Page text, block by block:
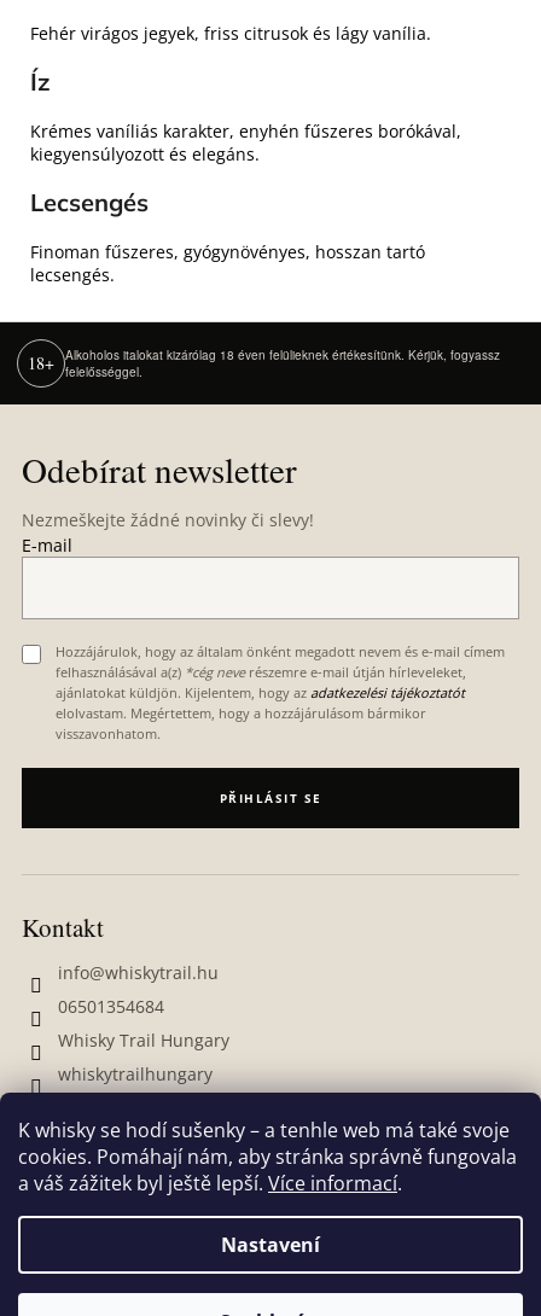
K whisky se hodí sušenky – a tenhle web má také svoje
cookies. Pomáhají nám, aby stránka správně fungovala
a váš zážitek byl ještě lepší. Více informací.
Nastavení
Pokud se chcete dozvědět více o našich produktech, slevách,
Fehér virágos jegyek, friss citrusok és lágy vanília.
Íz
Krémes vaníliás karakter, enyhén fűszeres borókával,
kiegyensúlyozott és elegáns.
Lecsengés
Finoman fűszeres, gyógynövényes, hosszan tartó
lecsengés.
18+
Alkoholos italokat kizárólag 18 éven felülieknek értékesítünk. Kérjük, fogyassz
felelősséggel.
Odebírat newsletter
Nezmeškejte žádné novinky či slevy!
E-mail
Hozzájárulok, hogy az általam önként megadott nevem és e-mail címem
felhasználásával a(z) *cég neverészemre e-mail útján hírleveleket,
ajánlatokat küldjön. Kijelentem, hogy az adatkezelési tájékoztatót
elolvastam. Megértettem, hogy a hozzájárulásom bármikor
visszavonhatom.
PŘIHLÁSIT SE
Kontakt
info@whiskytrail.hu
06501354684
Whisky Trail Hungary
whiskytrailhungary
Vytvořil Shoptet